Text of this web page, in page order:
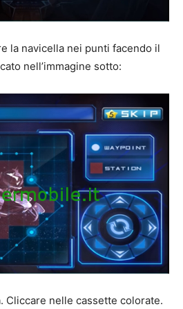
la navicella nei punti facendo il
nell’immagine sotto:
Cliccare nelle cassette colorate.